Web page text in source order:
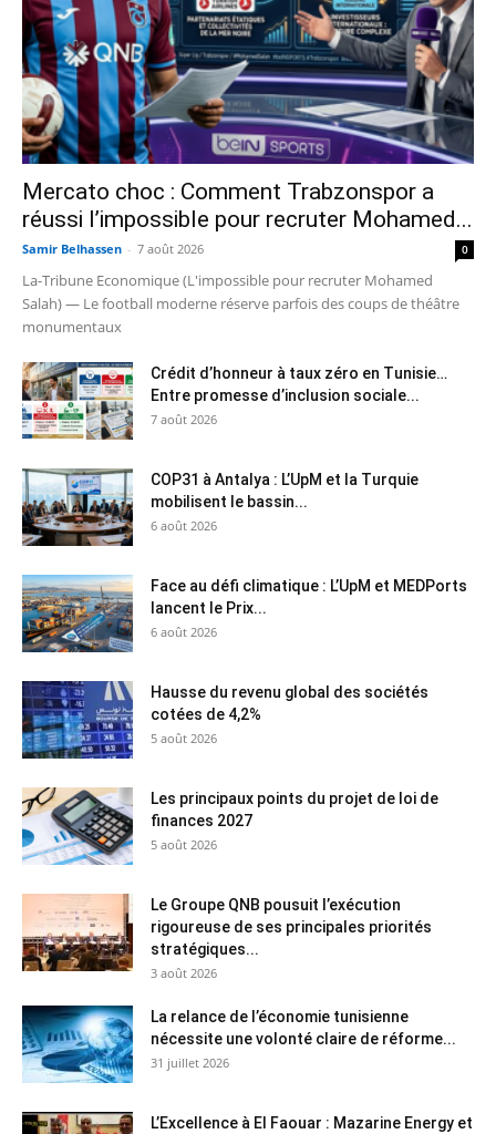
Mercato choc : Comment Trabzonspor a
réussi l’impossible pour recruter Mohamed...
Samir Belhassen - 7 août 2026 0
La-Tribune Economique (L'impossible pour recruter Mohamed
Salah) — Le football moderne réserve parfois des coups de théâtre
monumentaux
Crédit d’honneur à taux zéro en Tunisie…
Entre promesse d’inclusion sociale...
7 août 2026
COP31 à Antalya : L’UpM et la Turquie
mobilisent le bassin...
6 août 2026
Face au défi climatique : L’UpM et MEDPorts
lancent le Prix...
6 août 2026
Hausse du revenu global des sociétés
cotées de 4,2%
5 août 2026
Les principaux points du projet de loi de
finances 2027
5 août 2026
Le Groupe QNB pousuit l’exécution
rigoureuse de ses principales priorités
stratégiques...
3 août 2026
La relance de l’économie tunisienne
nécessite une volonté claire de réforme...
31 juillet 2026
L’Excellence à El Faouar : Mazarine Energy et